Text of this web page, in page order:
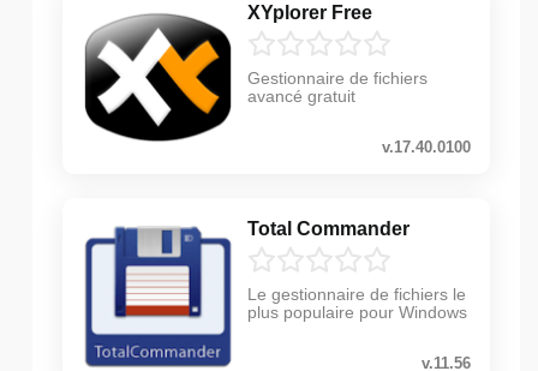
XYplorer Free
Gestionnaire de fichiers
avancé gratuit
v.17.40.0100
Total Commander
Le gestionnaire de fichiers le
plus populaire pour Windows
v.11.56